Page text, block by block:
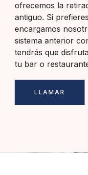
ofrecemos la
antiguo. Si
encargamos
sistema anterior
tendrás que
tu bar o
LLAMAR